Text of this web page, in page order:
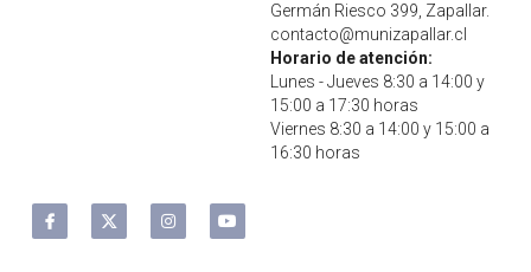
Germán Riesco 399, Zapallar.
contacto@munizapallar.cl
Horario de atención:
Lunes - Jueves 8:30 a 14:00 y
15:00 a 17:30 horas
Viernes 8:30 a 14:00 y 15:00 a
16:30 horas